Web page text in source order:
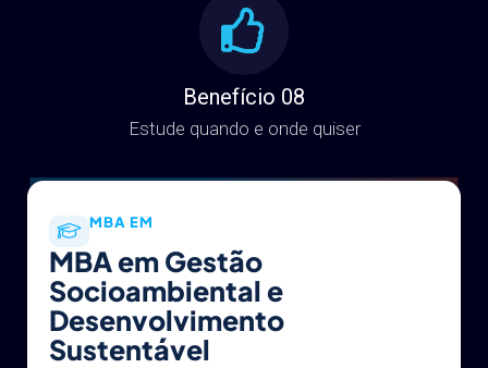
Benefício 08
Estude quando e onde quiser
MBA EM
MBA em Gestão
Socioambiental e
Desenvolvimento
Sustentável